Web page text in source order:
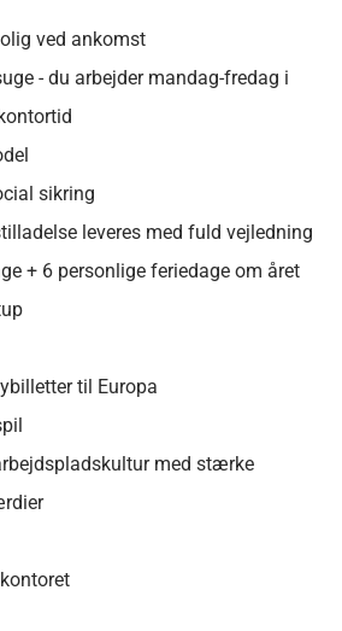
ved ankomst
- du arbejder mandag-fredag ​​i
sikring
leveres med fuld vejledning
+ 6 personlige feriedage om året
til Europa
med stærke